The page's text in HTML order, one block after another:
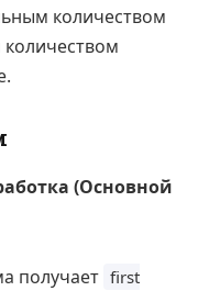
количеством
(Основной
получает first